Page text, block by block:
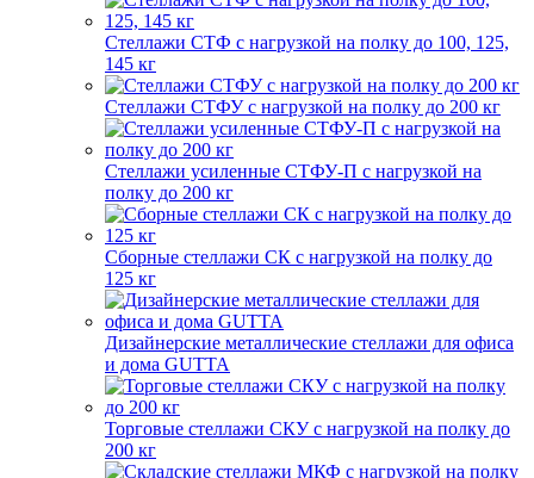
Стеллажи СТФ с нагрузкой на полку до 100, 125,
145 кг
Стеллажи СТФУ с нагрузкой на полку до 200 кг
Стеллажи усиленные СТФУ-П с нагрузкой на
полку до 200 кг
Сборные стеллажи СК с нагрузкой на полку до
125 кг
Дизайнерские металлические стеллажи для офиса
и дома GUTTA
Торговые стеллажи СКУ с нагрузкой на полку до
200 кг